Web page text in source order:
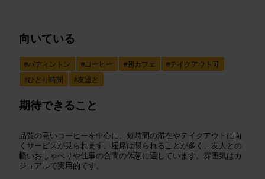
向いている
#パディントン #コーヒー #朝カフェ #テイクアウト可
#ひとり時間 #友達と
期待できること
品質の高いコーヒーを中心に、短時間の滞在やテイクアウトに向
くサービスが見られます。座席は限られることが多く、友人との
軽いおしゃべりや仕事の合間の休憩に適しています。雰囲気はカ
ジュアルで実用的です。